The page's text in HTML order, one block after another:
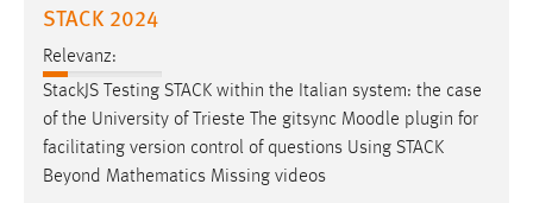
STACK 2024
Relevanz:
StackJS Testing STACK within the Italian system: the case
of the University of Trieste The gitsync Moodle plugin for
facilitating version control of questions Using STACK
Beyond Mathematics Missing videos